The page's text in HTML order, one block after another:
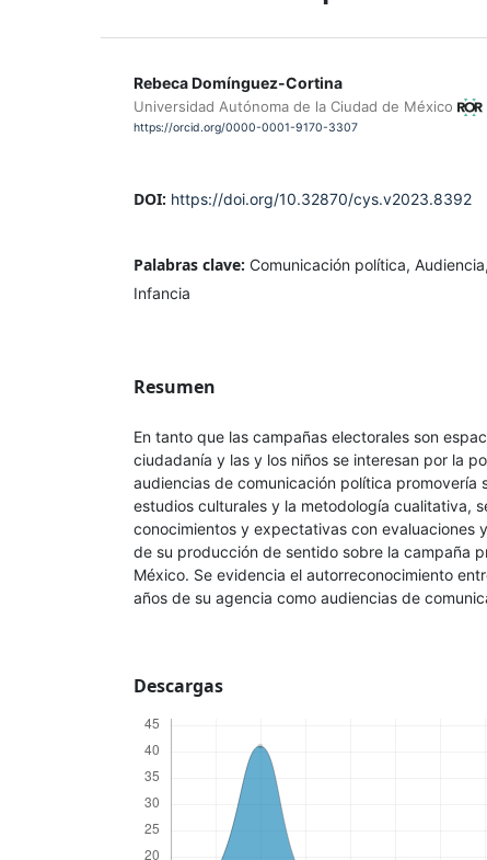
Rebeca Domínguez-Cortina
Universidad Autónoma de la Ciudad de México
https://orcid.org/0000-0001-9170-3307
DOI: https://doi.org/10.32870/cys.v2023.8392
Palabras clave: Comunicación política,
Infancia
Resumen
En tanto que las campañas electorales son
ciudadanía y las y los niños se interesan por la
audiencias de comunicación política promovería
estudios culturales y la metodología cualitativa,
conocimientos y expectativas con evaluaciones
de su producción de sentido sobre la campaña
México. Se evidencia el autorreconocimiento
años de su agencia como audiencias de
Descargas